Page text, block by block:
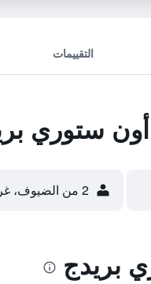
التقييمات
ستوري
2 من الضيوف، غرفة واحدة
بريدج